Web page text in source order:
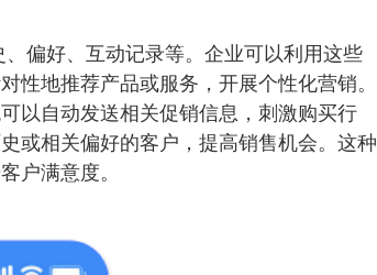
偏好、互动记录等。企业可以利用这些
性地推荐产品或服务，开展个性化营销。
以自动发送相关促销信息，刺激购买行
或相关偏好的客户，提高销售机会。这种
户满意度。